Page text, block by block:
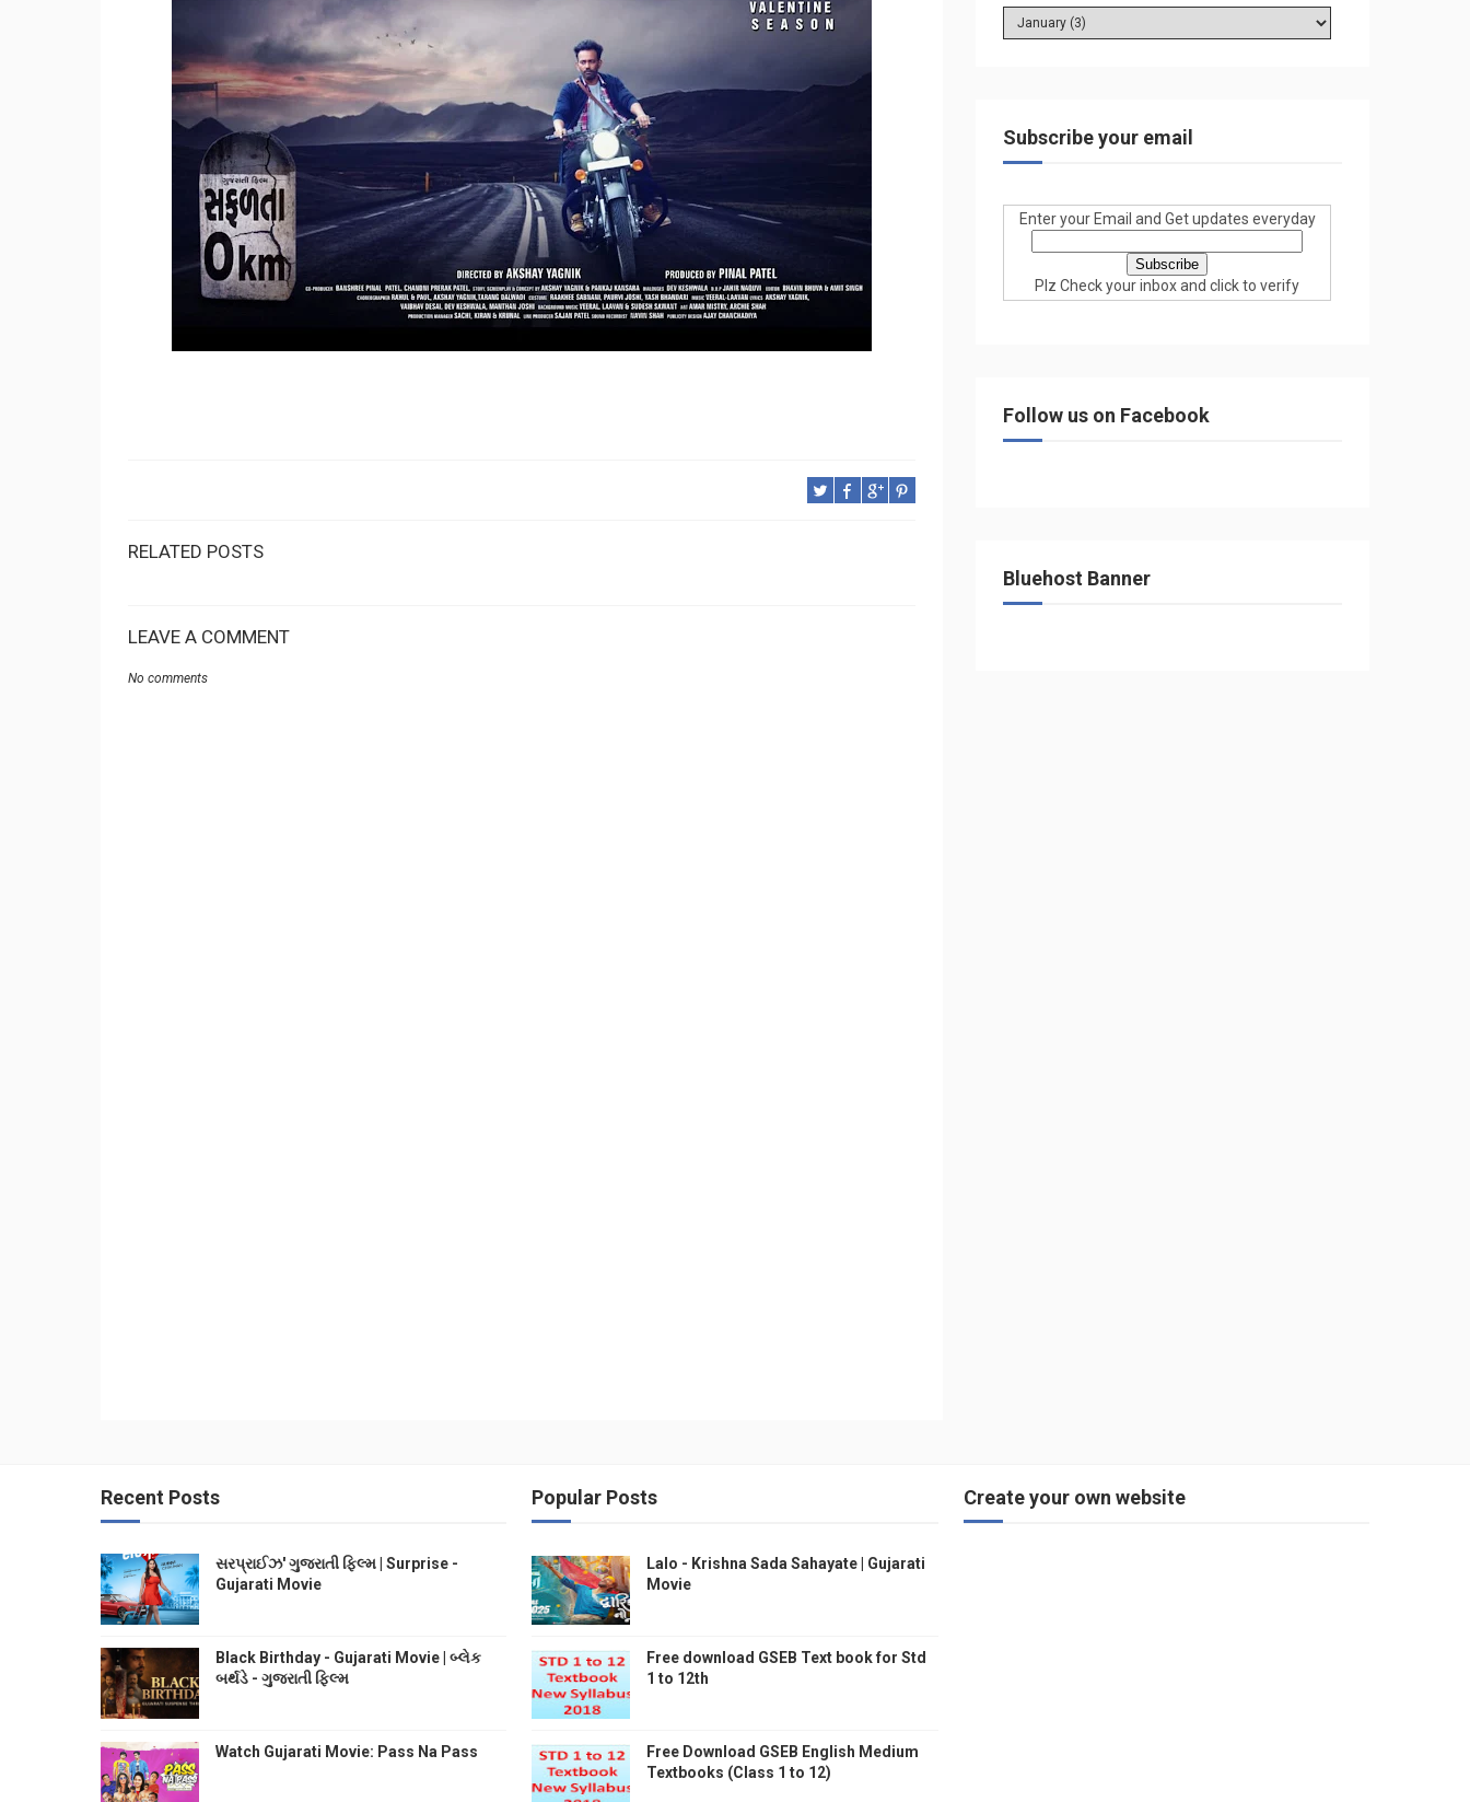
RELATED POSTS
LEAVE A COMMENT
No comments
Subscribe your email
Enter your Email and Get updates everyday
Plz Check your inbox and click to verify
Follow us on Facebook
Bluehost Banner
Recent Posts
સરપ્રાઈઝ' ગુજરાતી ફિલ્મ | Surprise -
Gujarati Movie
Black Birthday - Gujarati Movie | બ્લેક
બર્થડે - ગુજરાતી ફિલ્મ
Watch Gujarati Movie: Pass Na Pass
Popular Posts
Lalo - Krishna Sada Sahayate | Gujarati
Movie
Free download GSEB Text book for Std
1 to 12th
Free Download GSEB English Medium
Textbooks (Class 1 to 12)
Create your own website